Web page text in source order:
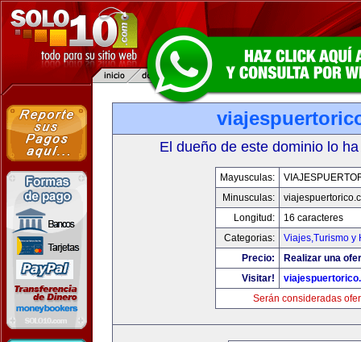
El dueño de este dominio lo
Mayusculas:
Minusculas:
Longitud:
16 caracteres
Categorias:
Viajes,Turismo y
Precio:
Realizar una
Visitar!
Serán consideradas